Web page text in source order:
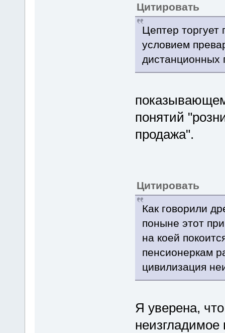
Цитировать
Цептер
условием
дистанционных
понятий
продажа".
Цитировать
Как говорили
поныне этот
на коей
пенсионеркам
цивилизация
Я уверена,
неизгладимое